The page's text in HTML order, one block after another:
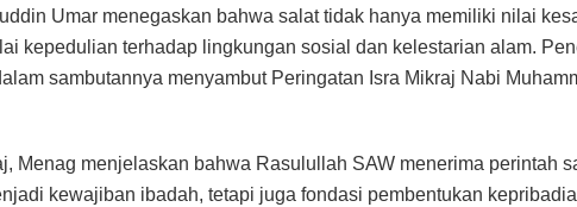
Umar menegaskan bahwa salat tidak hanya memiliki nilai
kepedulian terhadap lingkungan sosial dan kelestarian alam.
sambutannya menyambut Peringatan Isra Mikraj Nabi
Menag menjelaskan bahwa Rasulullah SAW menerima perintah
kewajiban ibadah, tetapi juga fondasi pembentukan